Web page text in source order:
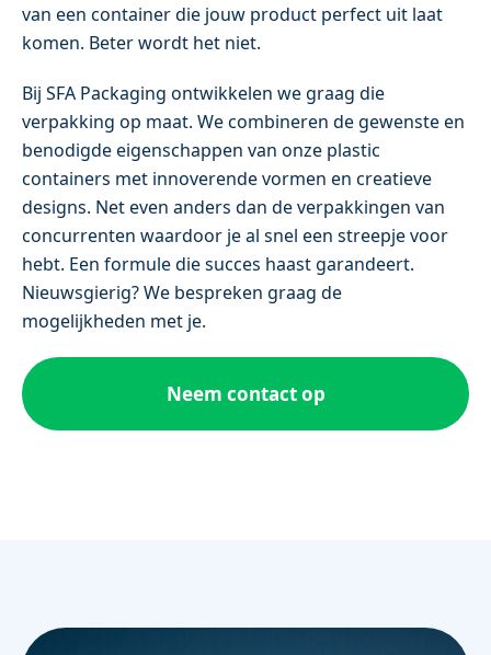
van een container die jouw product perfect uit laat
komen. Beter wordt het niet.
Bij SFA Packaging ontwikkelen we graag die
verpakking op maat. We combineren de gewenste en
benodigde eigenschappen van onze plastic
containers met innoverende vormen en creatieve
designs. Net even anders dan de verpakkingen van
concurrenten waardoor je al snel een streepje voor
hebt. Een formule die succes haast garandeert.
Nieuwsgierig? We bespreken graag de
mogelijkheden met je.
Neem contact op